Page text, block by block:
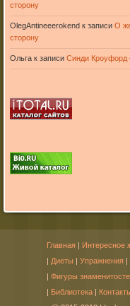
сторону
OlegAntineeerokend к записи О
сторону
Ольгак записи Синди Кроуфорд
Главная | Интересное
| Диеты | Упражнения |
| Фигуры
| Библиотека |